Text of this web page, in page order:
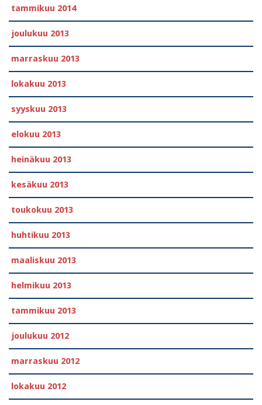
tammikuu 2014
joulukuu 2013
marraskuu 2013
lokakuu 2013
syyskuu 2013
elokuu 2013
heinäkuu 2013
kesäkuu 2013
toukokuu 2013
huhtikuu 2013
maaliskuu 2013
helmikuu 2013
tammikuu 2013
joulukuu 2012
marraskuu 2012
lokakuu 2012